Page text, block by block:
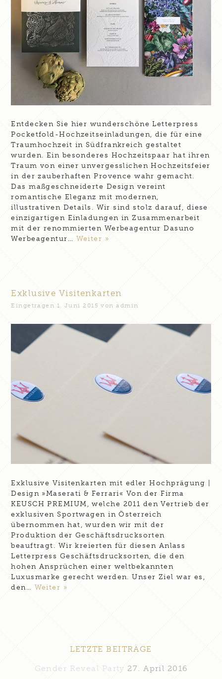
Entdecken Sie hier wunderschöne Letterpress
Pocketfold-Hochzeitseinladungen, die für eine
Traumhochzeit in Südfrankreich gestaltet
wurden. Ein besonderes Hochzeitspaar hat ihren
Traum von einer unvergesslichen Hochzeitsfeier
in der zauberhaften Provence wahr gemacht.
Das maßgeschneiderte Design vereint
romantische Eleganz mit modernen,
illustrativen Details. Wir sind stolz darauf, diese
einzigartigen Einladungen in Zusammenarbeit
mit der renommierten Werbeagentur Dasuno
Werbeagentur… Weiter »
Exklusive Visitenkarten
Eingetragen1. Juni 2015 von admin
Exklusive Visitenkarten mit edler Hochprägung |
Design »Maserati & Ferrari« Von der Firma
KEUSCH PREMIUM, welche 2011 den Vertrieb der
exklusiven Sportwagen in Österreich
übernommen hat, wurden wir mit der
Produktion der Geschäftsdrucksorten
beauftragt. Wir kreierten für diesen Anlass
Letterpress Geschäftsdrucksorten, die den
hohen Ansprüchen einer weltbekannten
Luxusmarke gerecht werden. Unser Ziel war es,
den… Weiter »
LETZTE BEITRÄGE
Gender Reveal Party 27. April 2016